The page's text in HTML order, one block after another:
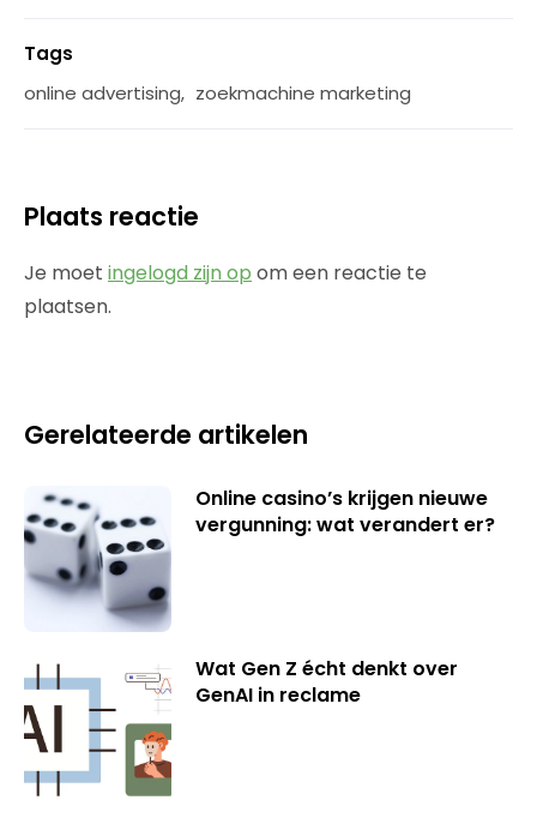
Tags
online advertising, zoekmachine marketing
Plaats reactie
Je moet ingelogd zijn op om een reactie te
plaatsen.
Gerelateerde artikelen
Online casino’s krijgen nieuwe
vergunning: wat verandert er?
Wat Gen Z écht denkt over
GenAI in reclame